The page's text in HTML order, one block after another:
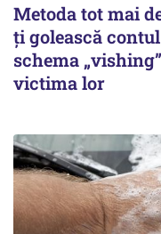
Metoda tot mai
ți golească
schema
victima lor